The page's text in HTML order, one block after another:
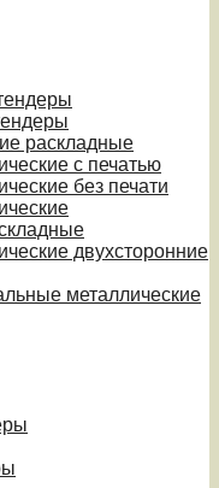
раскладные
с печатью
без печати
двухсторонние
металлические